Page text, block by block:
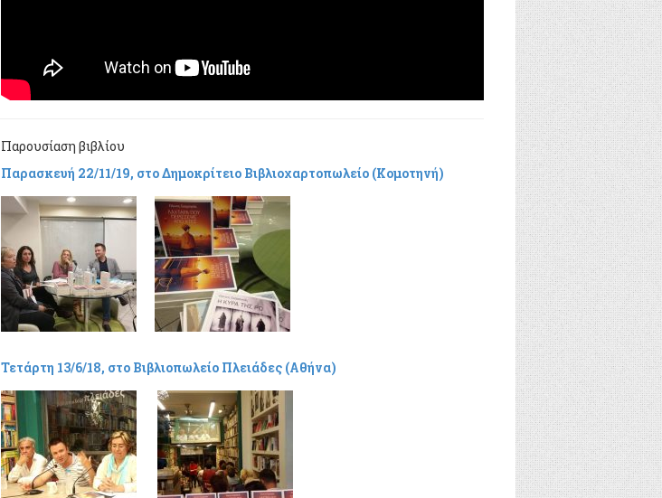
Παρουσίαση βιβλίου
Παρασκευή 22/11/19, στο Δημοκρίτειο Βιβλιοχαρτοπωλείο (Κομοτηνή)
Τετάρτη 13/6/18, στο Βιβλιοπωλείο Πλειάδες (Αθήνα)